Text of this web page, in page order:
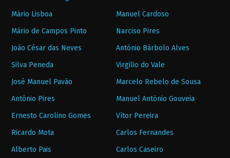
Mário Lisboa
Manuel Cardoso
Mário de Campos Pinto
Narciso Pires
João César das Neves
António Bárbolo Alves
Silva Peneda
Virgilio do Vale
José Manuel Pavão
Marcelo Rebelo de Sousa
António Pires
Manuel António Gouveia
Ernesto Carolino Gomes
Vítor Pereira
Ricardo Mota
Carlos Fernandes
Alberto Pais
Carlos Caseiro